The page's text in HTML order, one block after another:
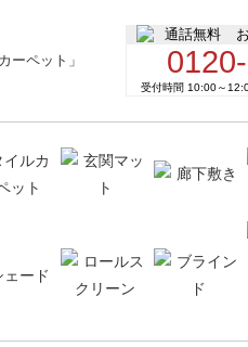
受付時間 10:00～